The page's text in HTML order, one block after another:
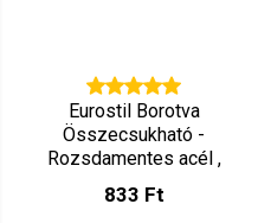
Eurostil Borotva
Összecsukható -
Rozsdamentes acél ,
833 Ft